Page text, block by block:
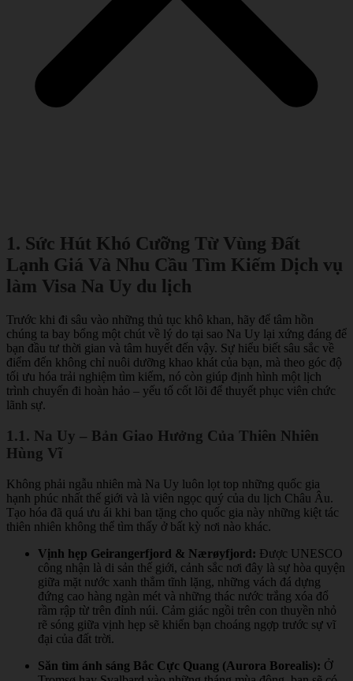
1. Sức Hút Khó Cưỡng Từ Vùng Đất
Lạnh Giá Và Nhu Cầu Tìm Kiếm Dịch vụ
làm Visa Na Uy du lịch
Trước khi đi sâu vào những thủ tục khô khan, hãy để tâm hồn
chúng ta bay bổng một chút về lý do tại sao Na Uy lại xứng đáng để
bạn đầu tư thời gian và tâm huyết đến vậy. Sự hiểu biết sâu sắc về
điểm đến không chỉ nuôi dưỡng khao khát của bạn, mà theo góc độ
tối ưu hóa trải nghiệm tìm kiếm, nó còn giúp định hình một lịch
trình chuyến đi hoàn hảo – yếu tố cốt lõi để thuyết phục viên chức
lãnh sự.
1.1. Na Uy – Bản Giao Hưởng Của Thiên Nhiên
Hùng Vĩ
Không phải ngẫu nhiên mà Na Uy luôn lọt top những quốc gia
hạnh phúc nhất thế giới và là viên ngọc quý của du lịch Châu Âu.
Tạo hóa đã quá ưu ái khi ban tặng cho quốc gia này những kiệt tác
thiên nhiên không thể tìm thấy ở bất kỳ nơi nào khác.
Vịnh hẹp Geirangerfjord & Nærøyfjord: Được UNESCO
công nhận là di sản thế giới, cảnh sắc nơi đây là sự hòa quyện
giữa mặt nước xanh thẳm tĩnh lặng, những vách đá dựng
đứng cao hàng ngàn mét và những thác nước trắng xóa đổ
rầm rập từ trên đỉnh núi. Cảm giác ngồi trên con thuyền nhỏ
rẽ sóng giữa vịnh hẹp sẽ khiến bạn choáng ngợp trước sự vĩ
đại của đất trời.
Săn tìm ánh sáng Bắc Cực Quang (Aurora Borealis): Ở